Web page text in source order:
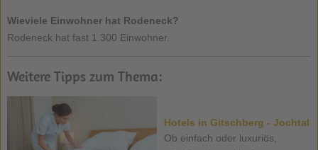
Wieviele Einwohner hat Rodeneck?
Rodeneck hat fast 1.300 Einwohner.
Weitere Tipps zum Thema:
Hotels in Gitschberg - Jochtal
Ob einfach oder luxuriös,